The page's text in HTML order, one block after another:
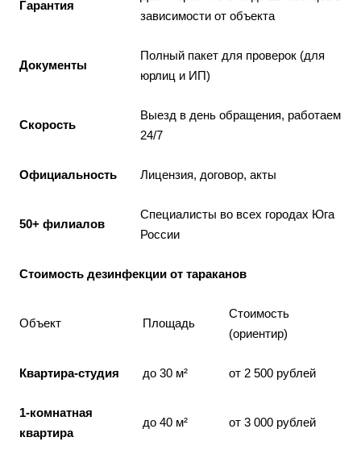
Гарантия
зависимости от объекта
Документы
Полный пакет для проверок (для
юрлиц и ИП)
Скорость
Выезд в день обращения, работаем
24/7
Официальность Лицензия, договор, акты
50+ филиалов
Специалисты во всех городах Юга
России
Стоимость дезинфекции от тараканов
Объект Площадь
Стоимость
(ориентир)
Квартира-студия до 30 м² от 2 500 рублей
1-комнатная
квартира
до 40 м² от 3 000 рублей